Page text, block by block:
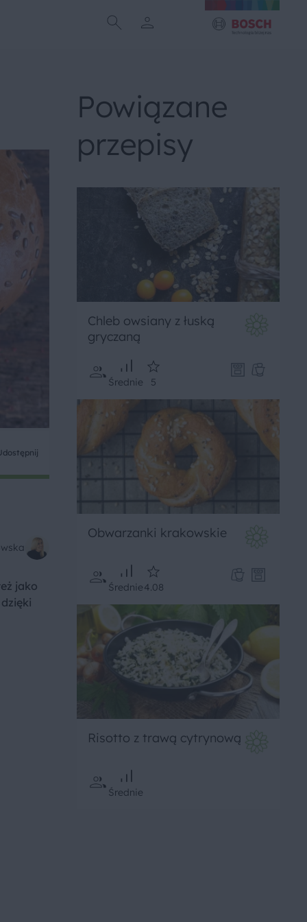
jako
Powiązane
przepisy
Chleb owsiany z łuską
gryczaną
Średnie 5
Obwarzanki krakowskie
Średnie4.08
Risotto z trawą cytrynową
Średnie